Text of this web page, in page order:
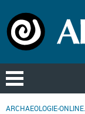
ARCHAEOLOGIE-